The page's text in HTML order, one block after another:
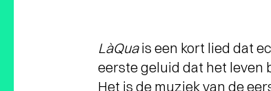
LàQuais een kort lied dat
eerste geluid dat het leven
Het is de muziek van de